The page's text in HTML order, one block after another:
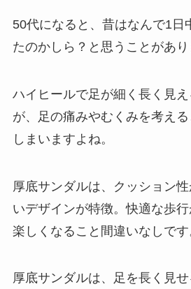
50代になると、昔はなんで1日
たのかしら？と思うことがあり
ハイヒールで足が細く長く見
が、足の痛みやむくみを考え
しまいますよね。
厚底サンダルは、クッション
いデザインが特徴。快適な歩
楽しくなること間違いなしです
厚底サンダルは、足を長く見